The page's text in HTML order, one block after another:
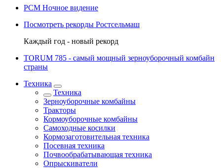
РСМ Ночное видение
Посмотреть рекорды Ростсельмаш
Каждый год - новый рекорд
TORUM 785 - cамый мощный зерноуборочный комбайн
страны
Техника
Техника
Зерноуборочные комбайны
Тракторы
Кормоуборочные комбайны
Самоходные косилки
Кормозаготовительная техника
Посевная техника
Почвообрабатывающая техника
Опрыскиватели